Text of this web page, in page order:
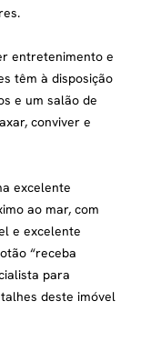
entretenimento e
têm à disposição
e um salão de
conviver e
excelente
ao mar, com
e excelente
“receba
para
deste imóvel